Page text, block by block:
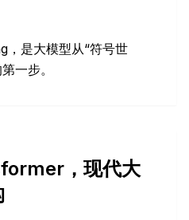
是大模型从“符号世
一步。
，现代大